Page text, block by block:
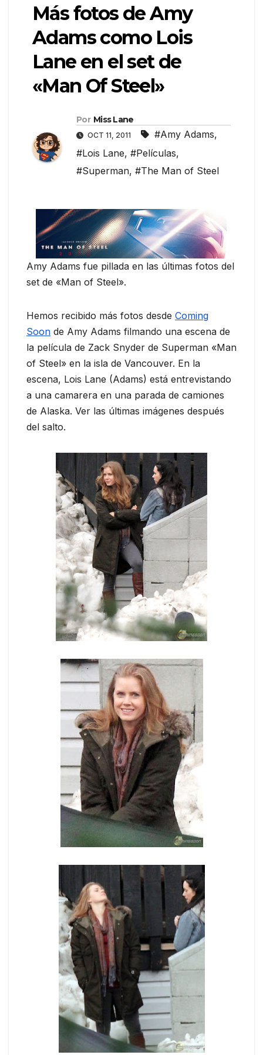
Más fotos de Amy
Adams como Lois
Lane en el set de
«Man Of Steel»
Por Miss Lane
OCT 11, 2011 #Amy Adams,
#Lois Lane, #Películas,
#Superman, #The Man of Steel
Amy Adams fue pillada en las últimas fotos del
set de «Man of Steel».
Hemos recibido más fotos desde Coming
Soon de Amy Adams filmando una escena de
la película de Zack Snyder de Superman «Man
of Steel» en la isla de Vancouver. En la
escena, Lois Lane (Adams) está entrevistando
a una camarera en una parada de camiones
de Alaska. Ver las últimas imágenes después
del salto.